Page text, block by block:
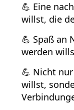
💪 Eine
willst, die
💪 Spaß an
werden
💪 Nicht
willst,